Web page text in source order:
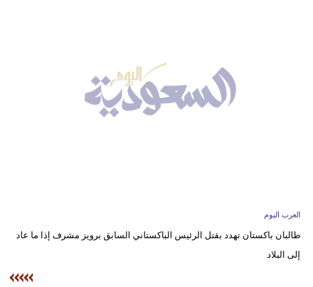
علوم
بيئة
العرب اليوم
طالبان باكستان تهدد بقتل الرئيس الباكستاني السابق برويز مشرف إذا ما عاد
إلى البلاد